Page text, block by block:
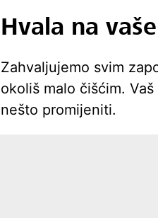
Hvala na
Zahvaljujemo svim
okoliš malo čišćim.
nešto promijeniti.